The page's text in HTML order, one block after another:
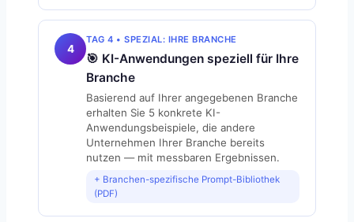
4
TAG 4 • SPEZIAL: IHRE BRANCHE
🎯 KI-Anwendungen speziell für Ihre
Branche
Basierend auf Ihrer angegebenen Branche
erhalten Sie 5 konkrete KI-
Anwendungsbeispiele, die andere
Unternehmen Ihrer Branche bereits
nutzen — mit messbaren Ergebnissen.
+ Branchen-spezifische Prompt-Bibliothek
(PDF)